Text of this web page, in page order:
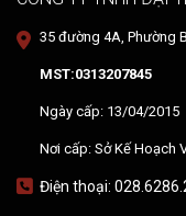
35 đường 4A, Phường
MST:0313207845
Ngày cấp: 13/04/2015
Nơi cấp: Sở Kế Hoạch
Điện thoại: